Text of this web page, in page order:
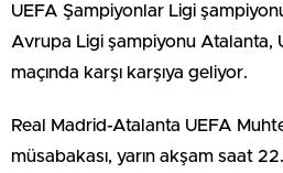
UEFA Şampiyonlar Ligi
Avrupa Ligi şampiyonu Atalanta,
maçında karşı karşıya geliyor.
Real Madrid-Atalanta UEFA
müsabakası, yarın akşam saat